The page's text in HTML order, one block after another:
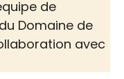
|
de
Domaine de
avec